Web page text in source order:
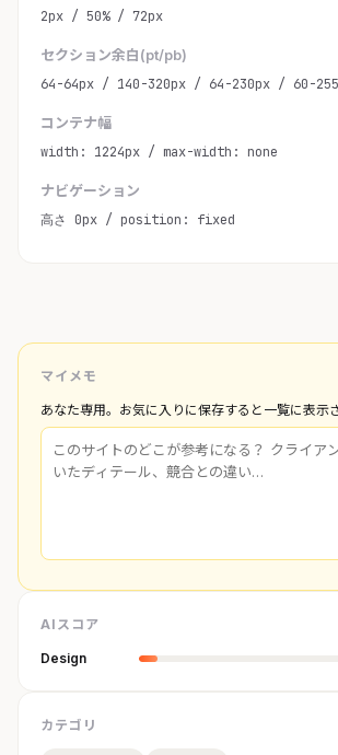
2px / 50% / 72px
セクション余白(pt/pb)
64-64px / 140-320px / 64-230px / 60-
コンテナ幅
width: 1224px / max-width: none
ナビゲーション
高さ 0px / position: fixed
マイメモ
あなた専用。お気に入りに保存すると一覧に表示
AIスコア
Design
カテゴリ